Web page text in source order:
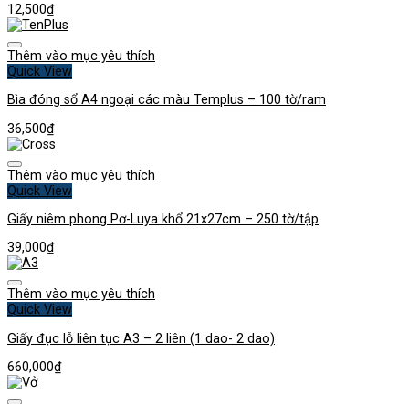
12,500₫
Thêm vào mục yêu thích
Quick View
Bìa đóng sổ A4 ngoại các màu Templus – 100 tờ/ram
36,500₫
Thêm vào mục yêu thích
Quick View
Giấy niêm phong Pơ-Luya khổ 21x27cm – 250 tờ/tập
39,000₫
Thêm vào mục yêu thích
Quick View
Giấy đục lỗ liên tục A3 – 2 liên (1 dao- 2 dao)
660,000₫